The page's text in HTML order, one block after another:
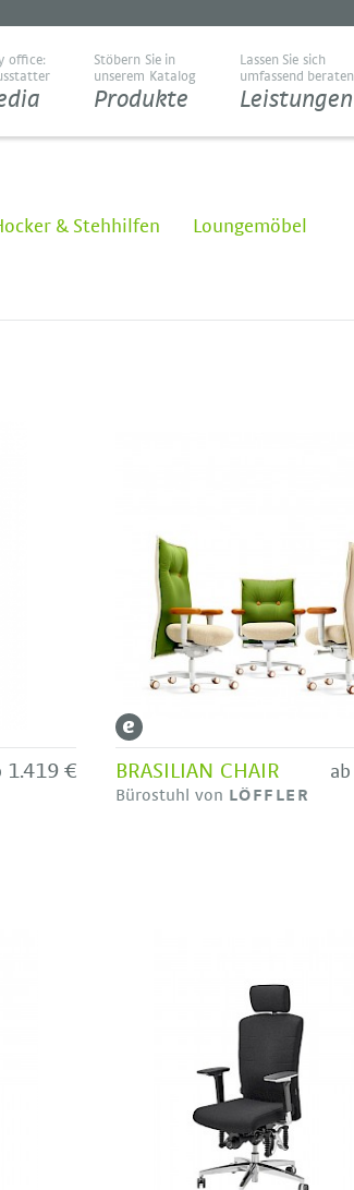
office:
Stöbern Sie in
unserem Katalog
Produkte
Lassen Sie sich
umfassend beraten
Leistungen
& Stehhilfen Loungemöbel
1.419 € BRASILIAN CHAIR
Bürostuhl von LÖFFLER
ab